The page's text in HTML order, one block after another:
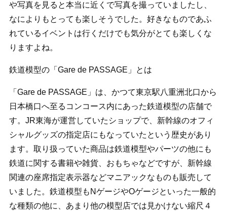
や写真を見ると本当に近くで写真を撮っていましたし、
なによりもとっても楽しそうでした。好きなものであふ
れているイベントは行くだけでも気分がとても楽しくな
りますよね。
鉄道模型の「Gare de PASSAGE」とは
「Gare de PASSAGE」は、かつて東京駅八重洲北口から
日本橋口へ至るコンコース内にあった鉄道模型の店舗で
す。JR東海が運営していたショップで、新幹線のオフィ
シャルグッズの指定店にもなっていたという歴史があり
ます。取り扱っていた商品は鉄道模型やパーツの他にも
鉄道に関する書籍や雑貨、おもちゃなどですが、新幹線
関連の座席指定表示器などマニアックなものも販売して
いました。鉄道模型もNゲージやOゲージといった一般的
な種類の他に、あまり他の模型店では見かけない縮尺４